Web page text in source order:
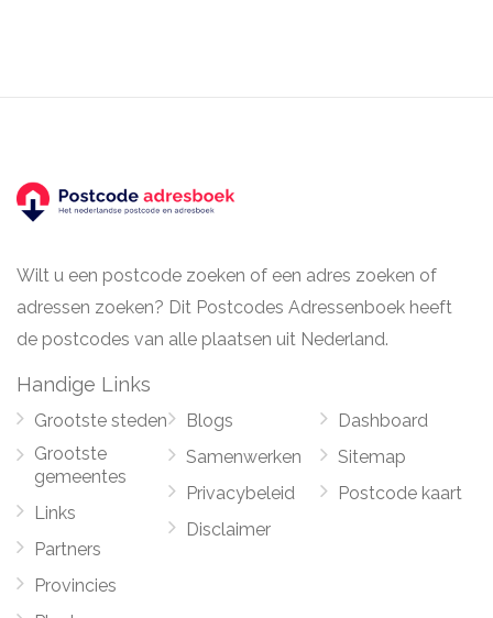
Wilt u een postcode zoeken of een adres zoeken of
adressen zoeken? Dit Postcodes Adressenboek heeft
de postcodes van alle plaatsen uit Nederland.
Handige Links
Grootste steden
Grootste
gemeentes
Links
Partners
Provincies
Blogs
Samenwerken
Privacybeleid
Disclaimer
Dashboard
Sitemap
Postcode kaart